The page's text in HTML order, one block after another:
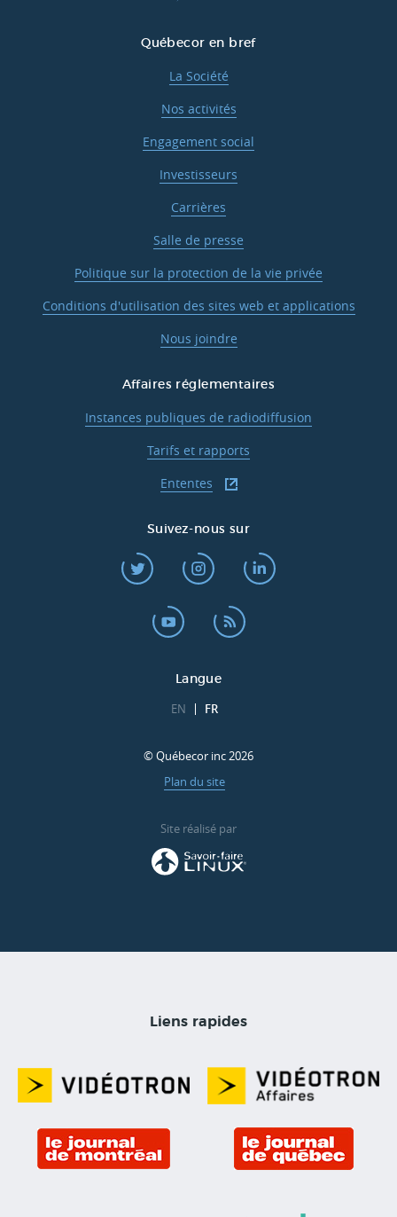
Québecor en bref
La Société
Nos activités
Engagement social
Investisseurs
Carrières
Salle de presse
Politique sur la protection de la vie privée
Conditions d'utilisation des sites web et applications
Nous joindre
Affaires réglementaires
Instances publiques de radiodiffusion
Tarifs et rapports
Ententes
Suivez-nous sur
Langue
EN FR
© Québecor inc 2026
Plan du site
Site réalisé par
Liens rapides